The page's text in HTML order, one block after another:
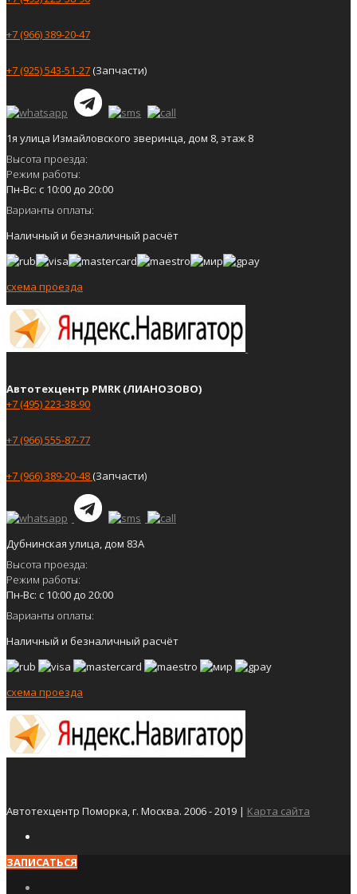
+7 (966) 389-20-47
+7 (925) 543-51-27(Запчасти)
1я улица Измайловского зверинца, дом 8, этаж 8
Высота проезда:
Режим работы:
Пн-Вс: с 10:00 до 20:00
Варианты оплаты:
Наличный и безналичный расчёт
схема проезда
Автотехцентр PMRK (ЛИАНОЗОВО)
+7 (495) 223-38-90
+7 (966) 555-87-77
+7 (966) 389-20-48(Запчасти)
Дубнинская улица, дом 83А
Высота проезда:
Режим работы:
Пн-Вс: с 10:00 до 20:00
Варианты оплаты:
Наличный и безналичный расчёт
схема проезда
Автотехцентр Поморка, г. Москва. 2006 - 2019 | Карта сайта
ЗАПИСАТЬСЯ